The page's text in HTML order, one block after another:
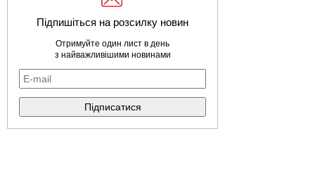
Підпишіться на розсилку новин
Отримуйте один лист в день
з найважливішими новинами